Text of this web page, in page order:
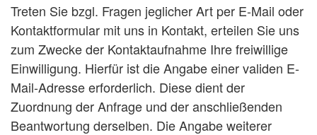
Treten Sie bzgl. Fragen jeglicher Art per E-Mail oder
Kontaktformular mit uns in Kontakt, erteilen Sie uns
zum Zwecke der Kontaktaufnahme Ihre freiwillige
Einwilligung. Hierfür ist die Angabe einer validen E-
Mail-Adresse erforderlich. Diese dient der
Zuordnung der Anfrage und der anschließenden
Beantwortung derselben. Die Angabe weiterer